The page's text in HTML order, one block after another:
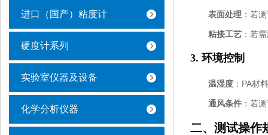
进口（国产）粘度计
硬度计系列
实验室仪器及设备
化学分析仪器
表面处理 ：若
粘接工艺 ：若
3. 环境控制
温湿度 ：PA材
通风条件 ：若
二、测试操作